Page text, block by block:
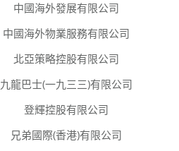
中國海外發展有限公司
中國海外物業服務有限公司
北亞策略控股有限公司
九龍巴士(一九三三)有限公司
登輝控股有限公司
兄弟國際(香港)有限公司